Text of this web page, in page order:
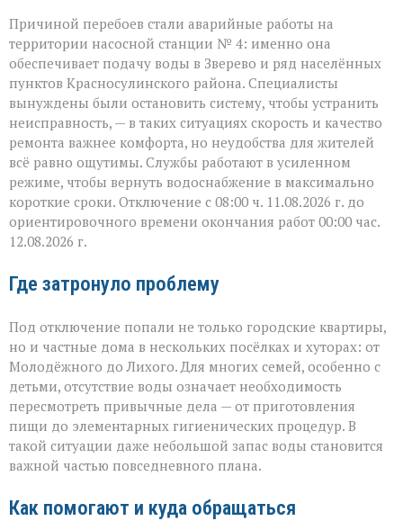
Причиной перебоев стали аварийные работы на
территории насосной станции № 4: именно она
обеспечивает подачу воды в Зверево и ряд населённых
пунктов Красносулинского района. Специалисты
вынуждены были остановить систему, чтобы устранить
неисправность, — в таких ситуациях скорость и качество
ремонта важнее комфорта, но неудобства для жителей
всё равно ощутимы. Службы работают в усиленном
режиме, чтобы вернуть водоснабжение в максимально
короткие сроки. Отключение с 08:00 ч. 11.08.2026 г. до
ориентировочного времени окончания работ 00:00 час.
12.08.2026 г.
Где затронуло проблему
Под отключение попали не только городские квартиры,
но и частные дома в нескольких посёлках и хуторах: от
Молодёжного до Лихого. Для многих семей, особенно с
детьми, отсутствие воды означает необходимость
пересмотреть привычные дела — от приготовления
пищи до элементарных гигиенических процедур. В
такой ситуации даже небольшой запас воды становится
важной частью повседневного плана.
Как помогают и куда обращаться